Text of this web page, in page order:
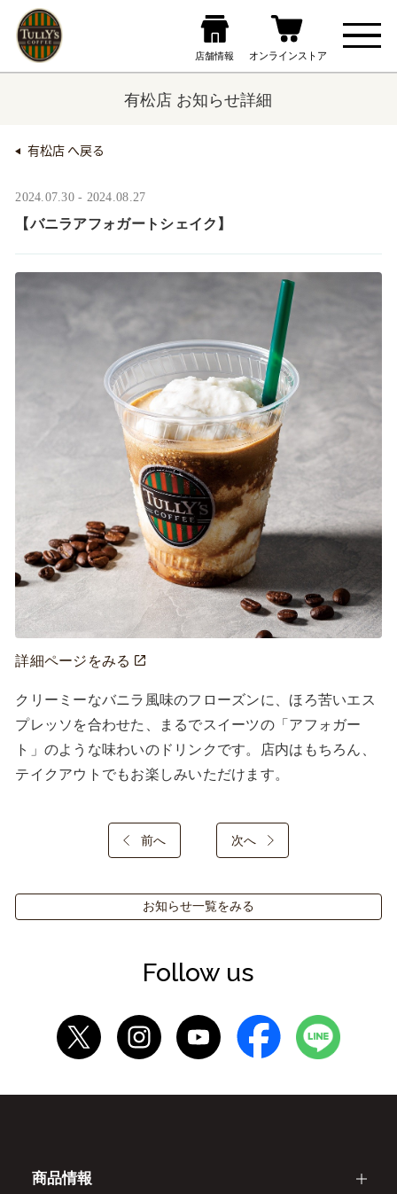
有松店 お知らせ詳細
有松店 へ戻る
2024.07.30 - 2024.08.27
【バニラアフォガートシェイク】
詳細ページをみる
クリーミーなバニラ風味のフローズンに、ほろ苦いエス
プレッソを合わせた、まるでスイーツの「アフォガー
ト」のような味わいのドリンクです。店内はもちろん、
テイクアウトでもお楽しみいただけます。
前へ 次へ
お知らせ一覧をみる
Follow us
商品情報